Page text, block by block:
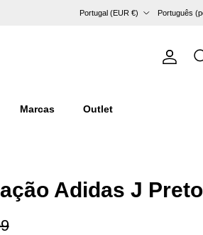
Portugal (EUR €)
Português
Conta
Marcas Outlet
Adidas J Preto